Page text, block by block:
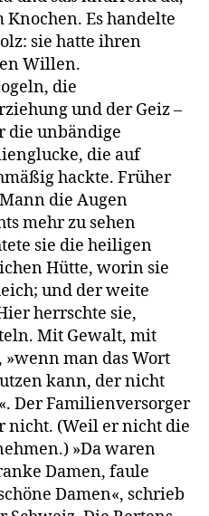
Es handelte
sie hatte ihren
Willen.
die
und der Geiz –
die unbändige
die auf
hackte. Früher
die Augen
mehr zu sehen
sie die heiligen
Hütte, worin sie
und der weite
herrschte sie,
Mit Gewalt, mit
»wenn man das Wort
kann, der nicht
Der Familienversorger
nicht. (Weil er nicht die
»Da waren
Damen, faule
Damen«, schrieb